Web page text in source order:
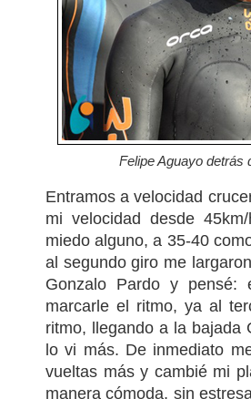
Felipe Aguayo detrás
Entramos a velocidad
mi velocidad desde
miedo alguno, a 35-40
al segundo giro me
Gonzalo Pardo y
marcarle el ritmo, ya al
ritmo, llegando a la bajada
lo vi más. De inmediato
vueltas más y cambié mi
manera cómoda, sin